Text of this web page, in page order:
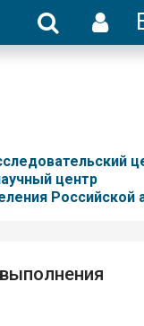
центр
Российской